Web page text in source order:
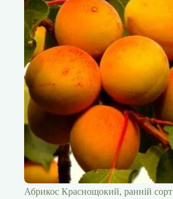
Абрикос Краснощокий, ранній сорт